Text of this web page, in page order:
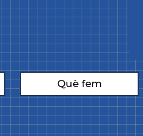
Què fem